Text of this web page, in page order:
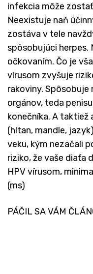
infekcia môže
Neexistuje naň
zostáva v tele
spôsobujúci herpes.
očkovaním. Čo je
vírusom zvyšuje
rakoviny.
orgánov, teda
konečníka. A taktiež
(hltan, mandle,
veku, kým nezačali
riziko, že vaše diaťa
HPV vírusom,
(ms)
PÁČIL SA VÁM